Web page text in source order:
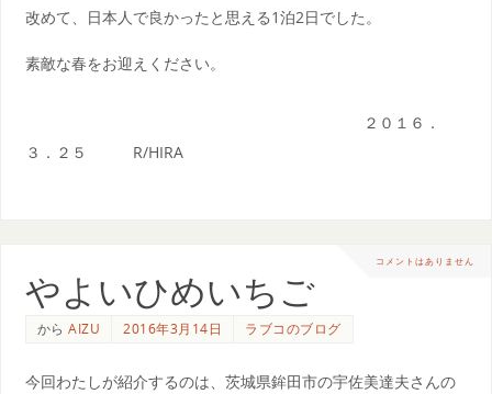
改めて、日本人で良かったと思える1泊2日でした。
素敵な春をお迎えください。
２０１６．
３．２５ R/HIRA
コメントはありません
やよいひめいちご
からAIZU 2016年3月14日 ラブコのブログ
今回わたしが紹介するのは、茨城県鉾田市の宇佐美達夫さんの